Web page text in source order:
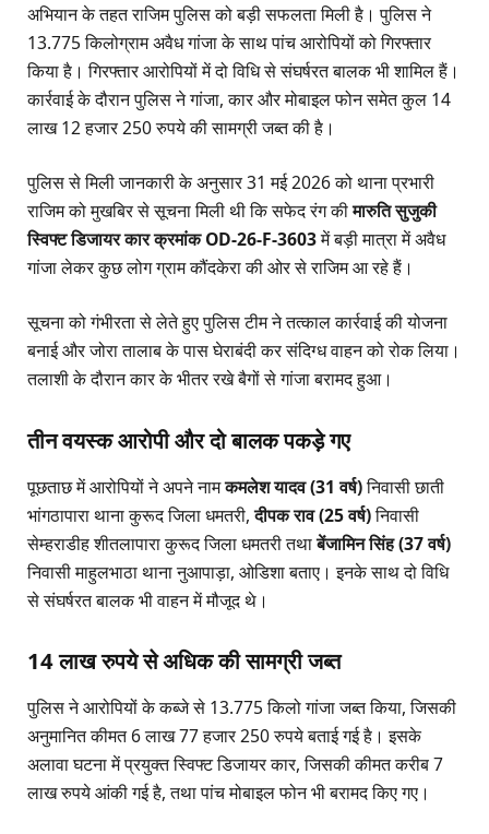
अभियान के तहत राजिम पुलिस को बड़ी सफलता मिली है। पुलिस ने
13.775 किलोग्राम अवैध गांजा के साथ पांच आरोपियों को गिरफ्तार
किया है। गिरफ्तार आरोपियों में दो विधि से संघर्षरत बालक भी शामिल हैं।
कार्रवाई के दौरान पुलिस ने गांजा, कार और मोबाइल फोन समेत कुल 14
लाख 12 हजार 250 रुपये की सामग्री जब्त की है।
पुलिस से मिली जानकारी के अनुसार 31 मई 2026 को थाना प्रभारी
राजिम को मुखबिर से सूचना मिली थी कि सफेद रंग कीमारुति सुजुकी
स्विफ्ट डिजायर कार क्रमांक OD-26-F-3603में बड़ी मात्रा में अवैध
गांजा लेकर कुछ लोग ग्राम कौंदकेरा की ओर से राजिम आ रहे हैं।
सूचना को गंभीरता से लेते हुए पुलिस टीम ने तत्काल कार्रवाई की योजना
बनाई और जोरा तालाब के पास घेराबंदी कर संदिग्ध वाहन को रोक लिया।
तलाशी के दौरान कार के भीतर रखे बैगों से गांजा बरामद हुआ।
तीन वयस्क आरोपी और दो बालक पकड़े गए
पूछताछ में आरोपियों ने अपने नामकमलेश यादव (31 वर्ष)निवासी छाती
भांगठापारा थाना कुरूद जिला धमतरी,दीपक राव (25 वर्ष)निवासी
सेम्हराडीह शीतलापारा कुरूद जिला धमतरी तथाबेंजामिन सिंह (37 वर्ष)
निवासी माहुलभाठा थाना नुआपाड़ा, ओडिशा बताए। इनके साथ दो विधि
से संघर्षरत बालक भी वाहन में मौजूद थे।
14 लाख रुपये से अधिक की सामग्री जब्त
पुलिस ने आरोपियों के कब्जे से 13.775 किलो गांजा जब्त किया, जिसकी
अनुमानित कीमत 6 लाख 77 हजार 250 रुपये बताई गई है। इसके
अलावा घटना में प्रयुक्त स्विफ्ट डिजायर कार, जिसकी कीमत करीब 7
लाख रुपये आंकी गई है, तथा पांच मोबाइल फोन भी बरामद किए गए।